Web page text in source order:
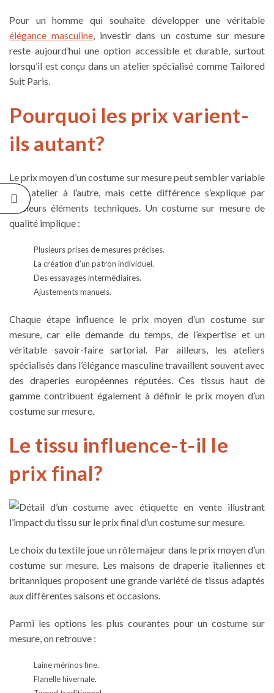
Pour un homme qui souhaite développer une véritable
élégance masculine, investir dans un costume sur mesure
reste aujourd’hui une option accessible et durable, surtout
lorsqu’il est conçu dans un atelier spécialisé comme Tailored
Suit Paris.
Pourquoi les prix varient-
ils autant?
Le prix moyen d’un costume sur mesure peut sembler variable
d’un atelier à l’autre, mais cette différence s’explique par
plusieurs éléments techniques. Un costume sur mesure de
qualité implique :
Plusieurs prises de mesures précises.
La création d’un patron individuel.
Des essayages intermédiaires.
Ajustements manuels.
Chaque étape influence le prix moyen d’un costume sur
mesure, car elle demande du temps, de l’expertise et un
véritable savoir-faire sartorial. Par ailleurs, les ateliers
spécialisés dans l’élégance masculine travaillent souvent avec
des draperies européennes réputées. Ces tissus haut de
gamme contribuent également à définir le prix moyen d’un
costume sur mesure.
Le tissu influence-t-il le
prix final?
Le choix du textile joue un rôle majeur dans le prix moyen d’un
costume sur mesure. Les maisons de draperie italiennes et
britanniques proposent une grande variété de tissus adaptés
aux différentes saisons et occasions.
Parmi les options les plus courantes pour un costume sur
mesure, on retrouve :
Laine mérinos fine.
Flanelle hivernale.